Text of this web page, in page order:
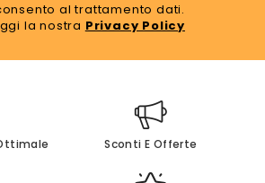
al trattamento dati.
la nostra Privacy Policy
Sconti E Offerte